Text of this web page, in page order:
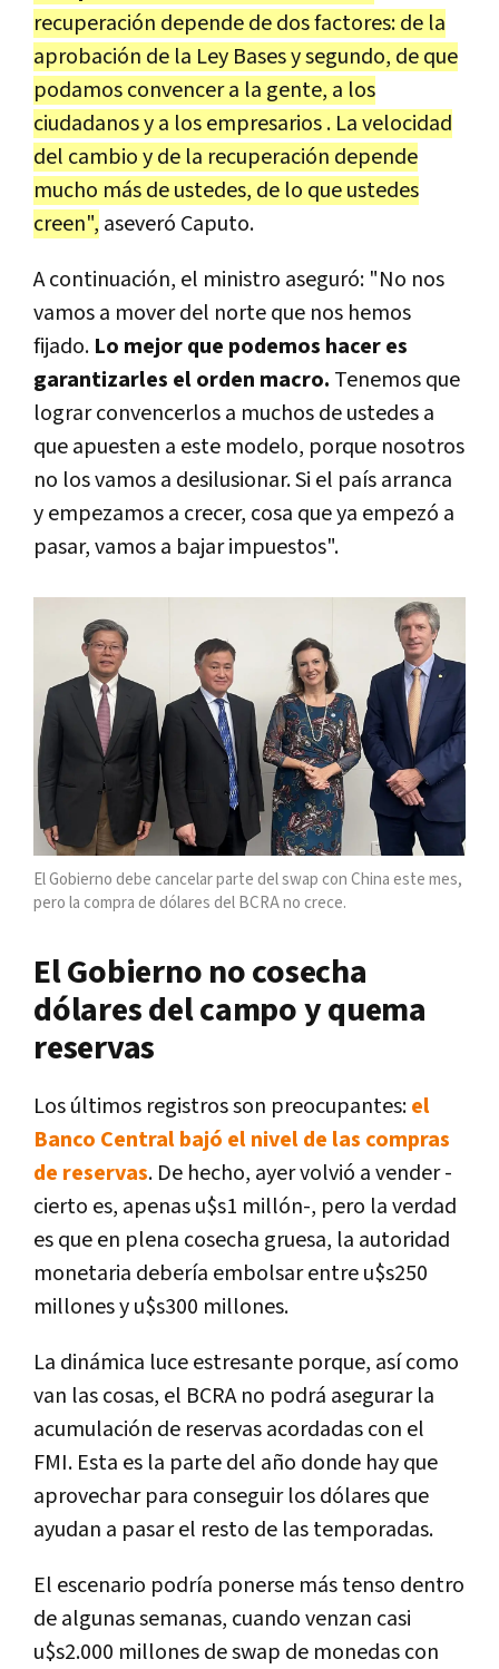
recuperación depende de dos factores: de la
aprobación de la Ley Bases y segundo, de que
podamos convencer a la gente, a los
ciudadanos y a los empresarios . La velocidad
del cambio y de la recuperación depende
mucho más de ustedes, de lo que ustedes
creen", aseveró Caputo.
A continuación, el ministro aseguró: "No nos
vamos a mover del norte que nos hemos
fijado. Lo mejor que podemos hacer es
garantizarles el orden macro. Tenemos que
lograr convencerlos a muchos de ustedes a
que apuesten a este modelo, porque nosotros
no los vamos a desilusionar. Si el país arranca
y empezamos a crecer, cosa que ya empezó a
pasar, vamos a bajar impuestos".
El Gobierno debe cancelar parte del swap con China este mes,
pero la compra de dólares del BCRA no crece.
El Gobierno no cosecha
dólares del campo y quema
reservas
Los últimos registros son preocupantes:el
Banco Central bajó el nivel de las compras
de reservas. De hecho, ayer volvió a vender -
cierto es, apenas u$s1 millón-, pero la verdad
es que en plena cosecha gruesa, la autoridad
monetaria debería embolsar entre u$s250
millones y u$s300 millones.
La dinámica luce estresante porque, así como
van las cosas, el BCRA no podrá asegurar la
acumulación de reservas acordadas con el
FMI. Esta es la parte del año donde hay que
aprovechar para conseguir los dólares que
ayudan a pasar el resto de las temporadas.
El escenario podría ponerse más tenso dentro
de algunas semanas, cuando venzan casi
u$s2.000 millones de swap de monedas con